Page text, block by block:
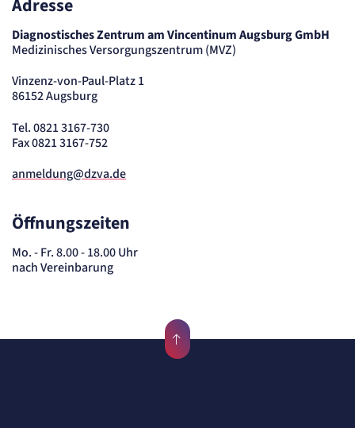
Adresse
Diagnostisches Zentrum am Vincentinum Augsburg GmbH
Medizinisches Versorgungszentrum (MVZ)
Vinzenz-von-Paul-Platz 1
86152 Augsburg
Tel. 0821 3167-730
Fax 0821 3167-752
anmeldung@dzva.de
Öffnungszeiten
Mo. - Fr. 8.00 - 18.00 Uhr
nach Vereinbarung